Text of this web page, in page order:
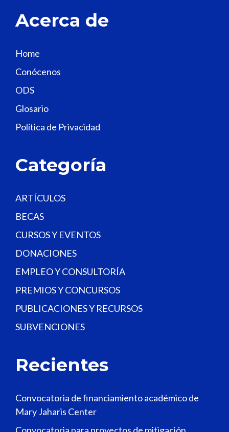
h
f
i
e
d
b
n
.
Acerca de
Home
Conócenos
ODS
Glosario
Política de Privacidad
Categoría
ARTÍCULOS
BECAS
CURSOS Y EVENTOS
DONACIONES
EMPLEO Y CONSULTORÍA
PREMIOS Y CONCURSOS
PUBLICACIONES Y RECURSOS
SUBVENCIONES
Recientes
Convocatoria de financiamiento académico de
Mary Jaharis Center